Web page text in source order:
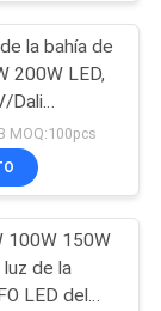
225
la bahía de
200W LED,
Dali
sensor,
emergencia
MOQ:100pcs
100W 150W
de la
LED del